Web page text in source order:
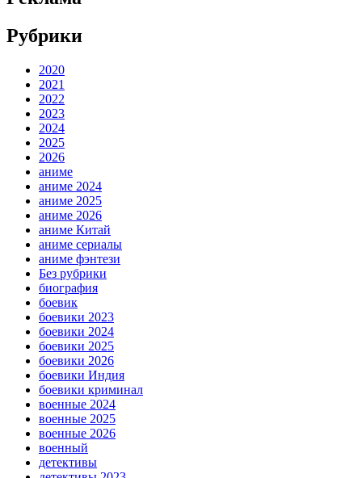
Рубрики
2020
2021
2022
2023
2024
2025
2026
аниме
аниме 2024
аниме 2025
аниме 2026
аниме Китай
аниме сериалы
аниме фэнтези
Без рубрики
биография
боевик
боевики 2023
боевики 2024
боевики 2025
боевики 2026
боевики Индия
боевики криминал
военные 2024
военные 2025
военные 2026
военный
детективы